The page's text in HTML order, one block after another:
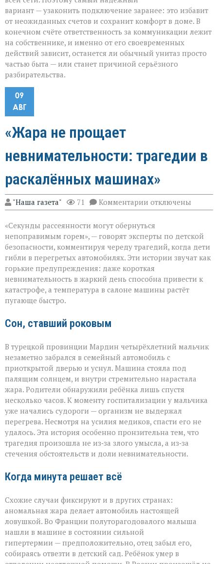
вариант — узаконить подключение заранее: это избавит
от неожиданных счетов и сохранит комфорт в доме. В
конечном счёте ответственность за коммуникации лежит
на собственнике, и именно от его своевременных
действий зависит, останется ли обычный унитаз просто
частью быта — или станет причиной серьёзного
разбирательства.
09
АВГ
«Жара не прощает
невнимательности: трагедии в
раскалённых машинах»
"Наша газета" 71 Комментарии к
записи
не
прощает
невнимательности:
трагедии
в
раскалённых
машинах»
отключены
«Секунды рассеянности могут обернуться
непоправимым горем», — говорят эксперты по детской
безопасности, комментируя череду трагедий, когда дети
гибли в перегретых автомобилях. Эти истории звучат как
горькие предупреждения: даже короткая
невнимательность в жаркий день способна привести к
катастрофе, а температура в салоне машины растёт
пугающе быстро.
Сон, ставший роковым
В турецкой провинции Мардин четырёхлетний мальчик
незаметно забрался в семейный автомобиль с
приоткрытой дверью и уснул. Машина стояла под
палящим солнцем, и внутри стремительно нарастала
жара. Родители обнаружили ребёнка лишь спустя
несколько часов. К моменту госпитализации у мальчика
уже начались судороги — организм не выдержал
перегрева. Несмотря на усилия медиков, спасти его не
удалось. Эта история особенно пронзительна тем, что
трагедия произошла не из‑за злого умысла, а из‑за
стечения обстоятельств и доли невнимательности.
Когда минута решает всё
Схожие случаи фиксируют и в других странах:
аномальная жара делает автомобиль настоящей
ловушкой. Во Франции полуторагодовалого малыша
нашли в машине в состоянии сильной
гипертермии — предположительно, отец забыл его,
собираясь отвезти в детский сад. Ребёнок умер в